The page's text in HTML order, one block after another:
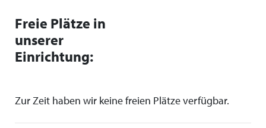
Freie Plätze in
unserer
Einrichtung:
Zur Zeit haben wir keine freien Plätze verfügbar.